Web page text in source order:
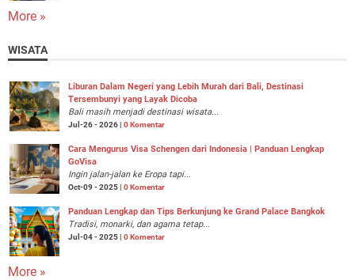
More »
WISATA
Liburan Dalam Negeri yang Lebih Murah dari Bali, Destinasi
Tersembunyi yang Layak Dicoba
Bali masih menjadi destinasi wisata...
Jul-26 - 2026 | 0 Komentar
Cara Mengurus Visa Schengen dari Indonesia | Panduan Lengkap
GoVisa
Ingin jalan-jalan ke Eropa tapi...
Oct-09 - 2025 | 0 Komentar
Panduan Lengkap dan Tips Berkunjung ke Grand Palace Bangkok
Tradisi, monarki, dan agama tetap...
Jul-04 - 2025 | 0 Komentar
More »